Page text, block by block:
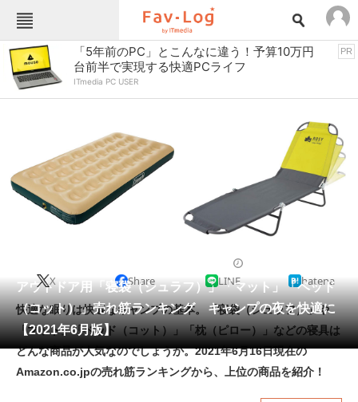
Fav-Logカテゴリー一覧
TOP アウトドア用品
インテリア・収納 おもちゃ・ホビー
キッチン用品
コンテンツ・サービス スイーツ・お菓子
スポーツ・レジャー スマホ・携帯電話
ペット 家電
工具・DIY 本・DVD・CD
生活家電 生活用品
空調・季節家電 美容・コスメ
「5年前のPC」とこんなに違う！予算10万円
台前半で実現する快適PCライフ
ITmedia PC USER
PR
アウトドア用「寝袋（シュラフ）」「マット」「ベッド
（コット）」売れ筋ランキング キャンプの夜を快適に
【2021年6月版】
X Share LINE hatena
快適な眠りは快適なキャンプの基本。「寝袋（シュラフ）」や
「マット」「ベッド（コット）」「枕（ピロー）」などの寝具は
どんな商品が人気なのでしょうか。2021年6月16日現在の
Amazon.co.jpの売れ筋ランキングから、上位の商品を紹介！